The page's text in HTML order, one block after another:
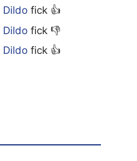
Dildo fick 👍
Dildo fick 👎
Dildo fick 👍